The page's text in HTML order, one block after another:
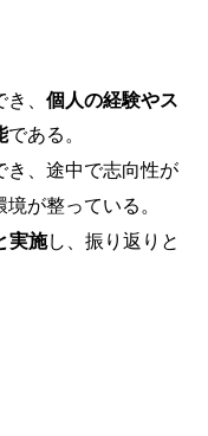
、 個人の経験やス
である。 ​
き、途中で志向性が
が整っている。
実施し、振り返りと